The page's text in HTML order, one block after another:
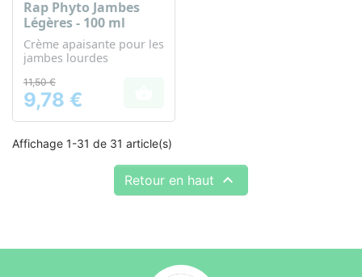
Rap Phyto Jambes
Légères - 100 ml
Crème apaisante pour les
jambes lourdes
Prix
11,50 €
9,78 €
Affichage 1-31 de 31 article(s)
Retour en haut 